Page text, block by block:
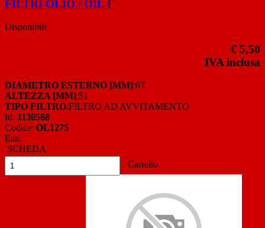
FILTRI OLIO / OIL F
Disponibile
€ 5,50
IVA inclusa
DIAMETRO ESTERNO [MM]:67
ALTEZZA [MM]:51
TIPO FILTRO:FILTRO AD AVVITAMENTO
Id: 1130568
Codice: OL1275
Ean:
SCHEDA
Carrello